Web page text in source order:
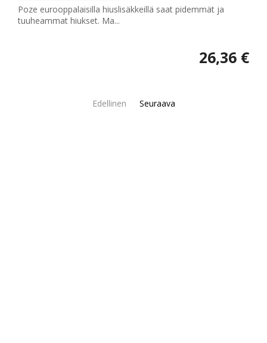
Poze eurooppalaisilla hiuslisäkkeillä saat pidemmät ja
tuuheammat hiukset. Ma...
26,36 €
Edellinen Seuraava